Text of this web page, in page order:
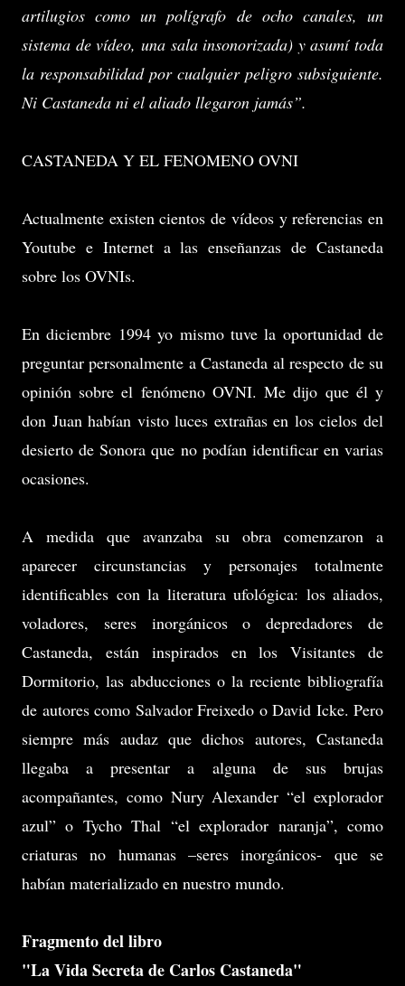
artilugios como un polígrafo de ocho canales, un
sistema de vídeo, una sala insonorizada) y asumí toda
la responsabilidad por cualquier peligro subsiguiente.
Ni Castaneda ni el aliado llegaron jamás”.
CASTANEDA Y EL FENOMENO OVNI
Actualmente existen cientos de vídeos y referencias en
Youtube e Internet a las enseñanzas de Castaneda
sobre los OVNIs.
En diciembre 1994 yo mismo tuve la oportunidad de
preguntar personalmente a Castaneda al respecto de su
opinión sobre el fenómeno OVNI. Me dijo que él y
don Juan habían visto luces extrañas en los cielos del
desierto de Sonora que no podían identificar en varias
ocasiones.
A medida que avanzaba su obra comenzaron a
aparecer circunstancias y personajes totalmente
identificables con la literatura ufológica: los aliados,
voladores, seres inorgánicos o depredadores de
Castaneda, están inspirados en los Visitantes de
Dormitorio, las abducciones o la reciente bibliografía
de autores como Salvador Freixedo o David Icke. Pero
siempre más audaz que dichos autores, Castaneda
llegaba a presentar a alguna de sus brujas
acompañantes, como Nury Alexander “el explorador
azul” o Tycho Thal “el explorador naranja”, como
criaturas no humanas –seres inorgánicos- que se
habían materializado en nuestro mundo.
Fragmento del libro
"La Vida Secreta de Carlos Castaneda"